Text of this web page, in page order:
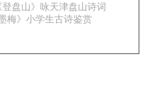
盘山》咏天津盘山诗词
梅》小学生古诗鉴赏